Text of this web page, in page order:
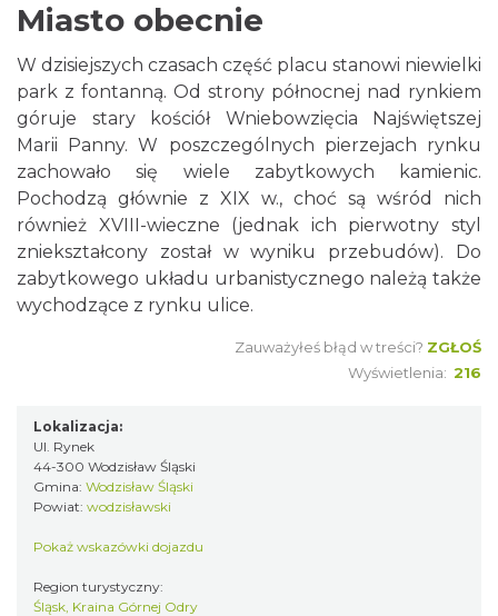
Miasto obecnie
W dzisiejszych czasach część placu stanowi niewielki
park z fontanną. Od strony północnej nad rynkiem
góruje stary kościół Wniebowzięcia Najświętszej
Marii Panny. W poszczególnych pierzejach rynku
zachowało się wiele zabytkowych kamienic.
Pochodzą głównie z XIX w., choć są wśród nich
również XVIII-wieczne (jednak ich pierwotny styl
zniekształcony został w wyniku przebudów). Do
zabytkowego układu urbanistycznego należą także
wychodzące z rynku ulice.
Zauważyłeś błąd w treści? ZGŁOŚ
Wyświetlenia: 216
Lokalizacja:
Ul. Rynek
44-300 Wodzisław Śląski
Gmina: Wodzisław Śląski
Powiat: wodzisławski
Pokaż wskazówki dojazdu
Region turystyczny:
Śląsk, Kraina Górnej Odry